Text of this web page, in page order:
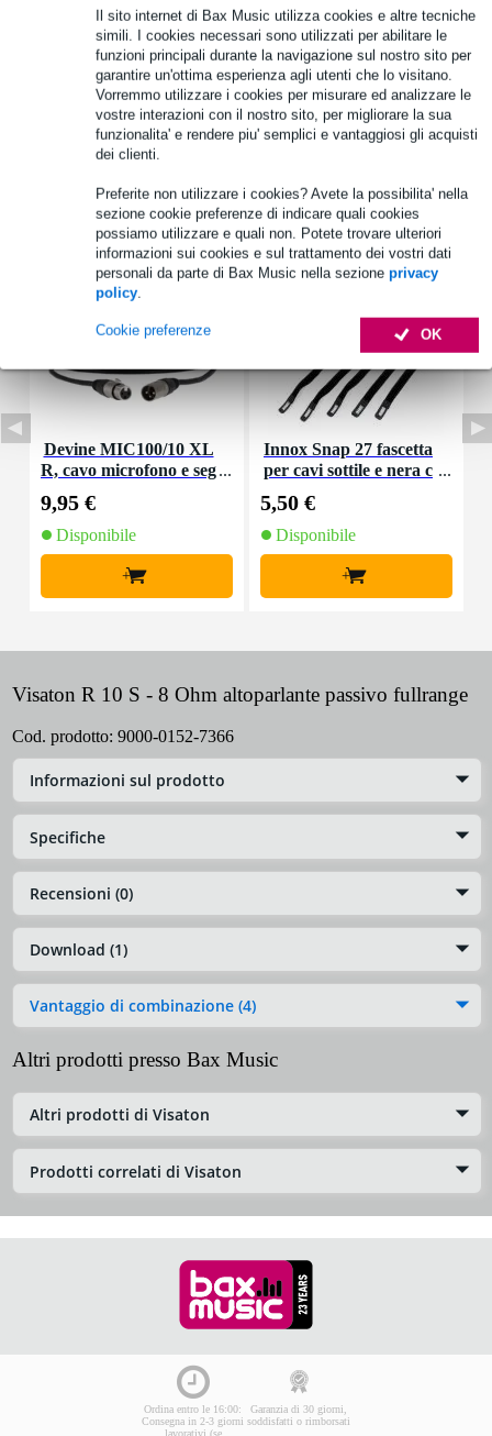
Il sito internet di Bax Music utilizza cookies e altre tecniche
simili. I cookies necessari sono utilizzati per abilitare le
funzioni principali durante la navigazione sul nostro sito per
garantire un'ottima esperienza agli utenti che lo visitano.
Vorremmo utilizzare i cookies per misurare ed analizzare le
vostre interazioni con il nostro sito, per migliorare la sua
funzionalita' e rendere piu' semplici e vantaggiosi gli acquisti
dei clienti.
Preferite non utilizzare i cookies? Avete la possibilita' nella
sezione cookie preferenze di indicare quali cookies
possiamo utilizzare e quali non. Potete trovare ulteriori
informazioni sui cookies e sul trattamento dei vostri dati
personali da parte di Bax Music nella sezione privacy
policy.
OK
Cookie preferenze
Informazioni sul prodotto
potenza efficace: 20 W
potenza di picco: 30 W
impedenza nominale: 8 ohm
Specifiche complete
Accessori (7)
Devine MIC100/10 XL
R, cavo microfono e seg
9,95 €
Disponibile
+
Innox Snap 27 fascetta
per cavi sottile e nera c
(10 pezzi)
5,50 €
Disponibile
+
Visaton R 10 S - 8 Ohm altoparlante passivo fullrange
Cod. prodotto: 9000-0152-7366
Informazioni sul prodotto
Specifiche
Recensioni (0)
Download (1)
Vantaggio di combinazione (4)
Altri prodotti presso Bax Music
Altri prodotti di Visaton
Prodotti correlati di Visaton
Ordina entro le 16:00:
Consegna in 2-3 giorni
lavorativi (se
Garanzia di 30 giorni,
soddisfatti o rimborsati